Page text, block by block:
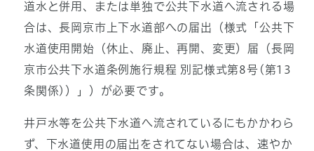
道水と併用、または単独で公共下水道へ流される場
合は、長岡京市上下水道部への届出（様式「公共下
水道使用開始（休止、廃止、再開、変更）届（長岡
京市公共下水道条例施行規程 別記様式第8号(第13
条関係)）」）が必要です。
井戸水等を公共下水道へ流されているにもかかわら
ず、下水道使用の届出をされてない場合は、速やか